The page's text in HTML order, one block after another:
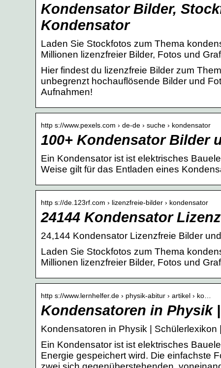
Kondensator Bilder,
Kondensator
Laden Sie Stockfotos zum Thema
Millionen lizenzfreier Bilder, Fotos und
Hier findest du lizenzfreie Bilder zum
unbegrenzt hochauflösende Bilder und
Aufnahmen!
http s://www.pexels.com › de-de › suche › kondensator
100+ Kondensator Bilder
Ein Kondensator ist ist elektrisches
Weise gilt für das Entladen eines
http s://de.123rf.com › lizenzfreie-bilder › kondensator
24144 Kondensator
24,144 Kondensator Lizenzfreie Bilder
Laden Sie Stockfotos zum Thema
Millionen lizenzfreier Bilder, Fotos und
http s://www.lernhelfer.de › physik-abitur › artikel › ko…
Kondensatoren in Physik
Kondensatoren in Physik | Schülerlexikon
Ein Kondensator ist ist elektrisches
Energie gespeichert wird. Die einfachste